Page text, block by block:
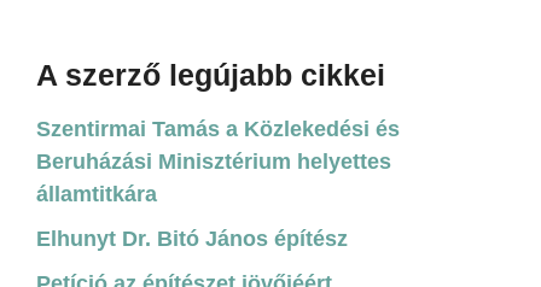
A szerző legújabb cikkei
Szentirmai Tamás a Közlekedési és
Beruházási Minisztérium helyettes
államtitkára
Elhunyt Dr. Bitó János építész